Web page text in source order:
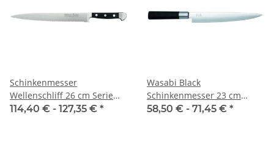
Schinkenmesser
Wellenschliff 26 cm Serie
Alpha von Güde
114,40 € - 127,35 € *
Wasabi Black
Schinkenmesser 23 cm
Klinge
58,50 € - 71,45 € *